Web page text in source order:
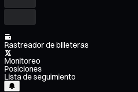
Rastreador de billeteras
Monitoreo
Posiciones
Lista de seguimiento